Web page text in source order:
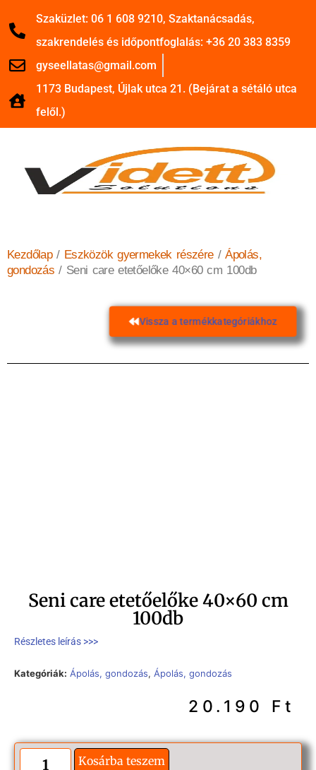
Szaküzlet: 06 1 608 9210, Szaktanácsadás,
szakrendelés és időpontfoglalás: +36 20 383 8359
gyseellatas@gmail.com
1173 Budapest, Újlak utca 21. (Bejárat a sétáló utca
felől.)
Kezdőlap/ Eszközök gyermekek részére/Ápolás,
gondozás / Seni care etetőelőke 40×60 cm 100db
Vissza a termékkategóriákhoz
Seni care etetőelőke 40×60 cm
100db
Részletes leírás >>>
Kategóriák: Ápolás, gondozás, Ápolás, gondozás
20.190 Ft
Kosárba teszem